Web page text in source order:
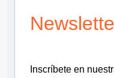
Inscríbete en